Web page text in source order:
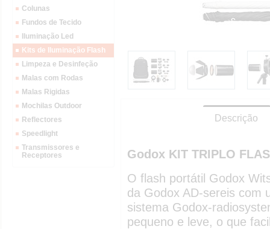
Colunas
Fundos de Tecido
Iluminação Led
Kits de Iluminação Flash
Limpeza e Desinfeção
Malas com Rodas
Malas Rigidas
Mochilas Outdoor
Reflectores
Speedlight
Transmissores e
Receptores
Descrição
Godox KIT TRIPLO
O flash portátil Godox
da Godox AD-sereis com
sistema Godox-
pequeno e leve, o que